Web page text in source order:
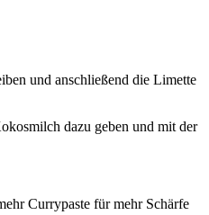
und anschließend die Limette
dazu geben und mit der
Currypaste für mehr Schärfe